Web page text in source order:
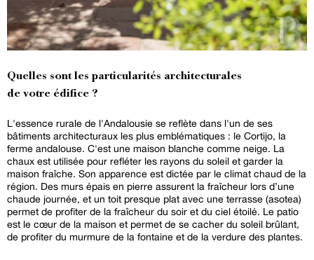
Quelles sont les particularités architecturales
de votre édifice ?
L'essence rurale de l'Andalousie se reflète dans l'un de ses
bâtiments architecturaux les plus emblématiques : le Cortijo, la
ferme andalouse. C'est une maison blanche comme neige. La
chaux est utilisée pour refléter les rayons du soleil et garder la
maison fraîche. Son apparence est dictée par le climat chaud de la
région. Des murs épais en pierre assurent la fraîcheur lors d’une
chaude journée, et un toit presque plat avec une terrasse (asotea)
permet de profiter de la fraîcheur du soir et du ciel étoilé. Le patio
est le cœur de la maison et permet de se cacher du soleil brûlant,
de profiter du murmure de la fontaine et de la verdure des plantes.